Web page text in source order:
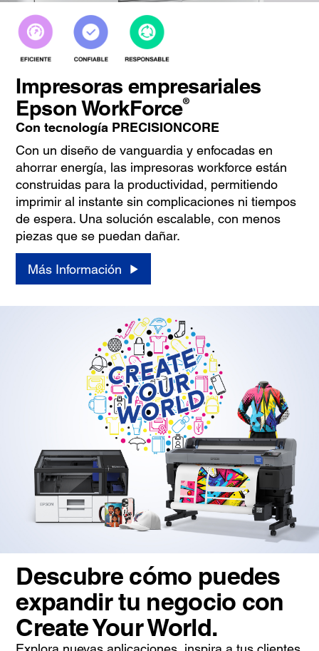
Impresoras empresariales
Epson WorkForce®
Con tecnología PRECISIONCORE
Con un diseño de vanguardia y enfocadas en
ahorrar energía, las impresoras workforce están
construidas para la productividad, permitiendo
imprimir al instante sin complicaciones ni tiempos
de espera. Una solución escalable, con menos
piezas que se puedan dañar.
Más Información
Descubre cómo puedes
expandir tu negocio con
Create Your World.